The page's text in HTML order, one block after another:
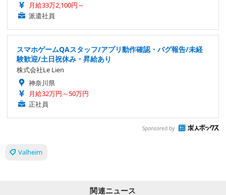
月給33万2,100円～
派遣社員
スマホゲームQAスタッフ/アプリ動作確認・バグ報告/未経
験歓迎/土日祝休み・昇給あり
株式会社Le Lien
神奈川県
月給32万円～50万円
正社員
Sponsored by
Valheim
関連ニュース